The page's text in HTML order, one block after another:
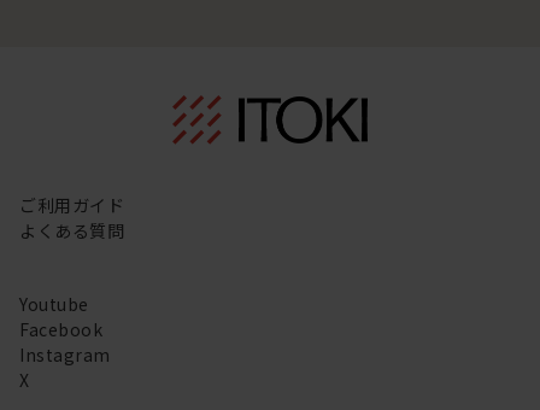
ご利用ガイド
よくある質問
Youtube
Facebook
Instagram
X